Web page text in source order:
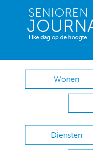
Wonen
Diensten